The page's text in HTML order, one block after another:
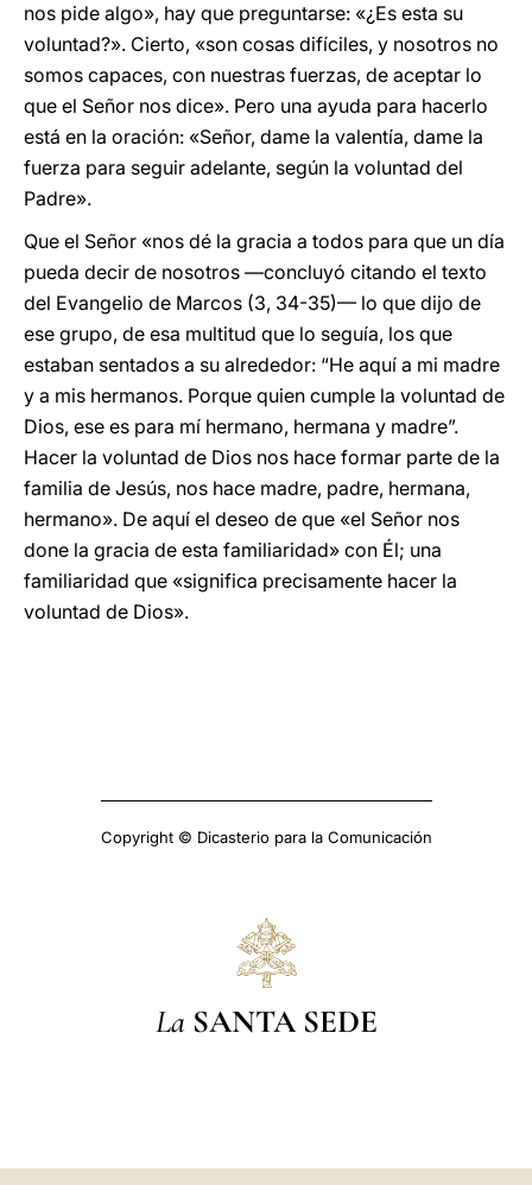
nos pide algo», hay que preguntarse: «¿Es esta su
voluntad?». Cierto, «son cosas difíciles, y nosotros no
somos capaces, con nuestras fuerzas, de aceptar lo
que el Señor nos dice». Pero una ayuda para hacerlo
está en la oración: «Señor, dame la valentía, dame la
fuerza para seguir adelante, según la voluntad del
Padre».
Que el Señor «nos dé la gracia a todos para que un día
pueda decir de nosotros —concluyó citando el texto
del Evangelio de Marcos (3, 34-35)— lo que dijo de
ese grupo, de esa multitud que lo seguía, los que
estaban sentados a su alrededor: “He aquí a mi madre
y a mis hermanos. Porque quien cumple la voluntad de
Dios, ese es para mí hermano, hermana y madre”.
Hacer la voluntad de Dios nos hace formar parte de la
familia de Jesús, nos hace madre, padre, hermana,
hermano». De aquí el deseo de que «el Señor nos
done la gracia de esta familiaridad» con Él; una
familiaridad que «significa precisamente hacer la
voluntad de Dios».
Copyright © Dicasterio para la Comunicación
La SANTA SEDE